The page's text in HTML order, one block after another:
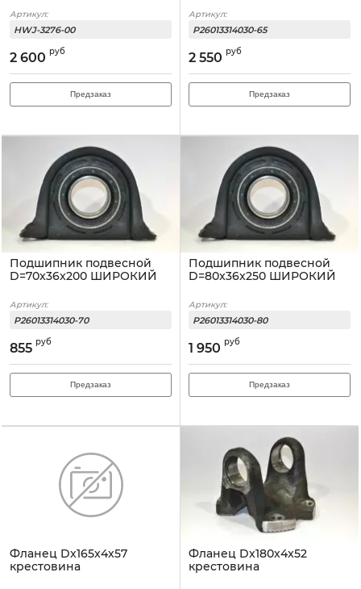
Артикул:
HWJ-3276-00
2 600 руб
Предзаказ
Артикул:
P26013314030-65
2 550 руб
Предзаказ
Подшипник подвесной
D=70x36x200 ШИРОКИЙ
Артикул:
P26013314030-70
855 руб
Предзаказ
Подшипник подвесной
D=80x36x250 ШИРОКИЙ
Артикул:
P26013314030-80
1 950 руб
Предзаказ
Фланец Dx165x4x57
крестовина
Фланец Dx180x4x52
крестовина